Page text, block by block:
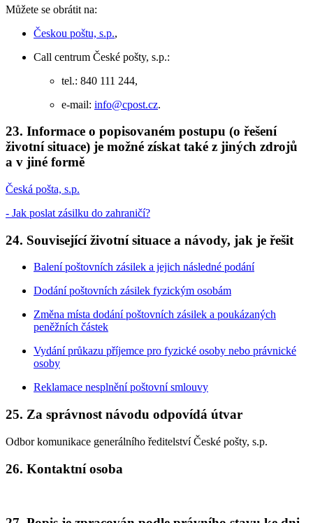
Můžete se obrátit na:
Českou poštu, s.p.,
Call centrum České pošty, s.p.:
tel.: 840 111 244,
e-mail: info@cpost.cz.
23. Informace o popisovaném postupu (o řešení
životní situace) je možné získat také z jiných zdrojů
a v jiné formě
Česká pošta, s.p.
- Jak poslat zásilku do zahraničí?
24. Související životní situace a návody, jak je řešit
Balení poštovních zásilek a jejich následné podání
Dodání poštovních zásilek fyzickým osobám
Změna místa dodání poštovních zásilek a poukázaných
peněžních částek
Vydání průkazu příjemce pro fyzické osoby nebo právnické
osoby
Reklamace nesplnění poštovní smlouvy
25. Za správnost návodu odpovídá útvar
Odbor komunikace generálního ředitelství České pošty, s.p.
26. Kontaktní osoba